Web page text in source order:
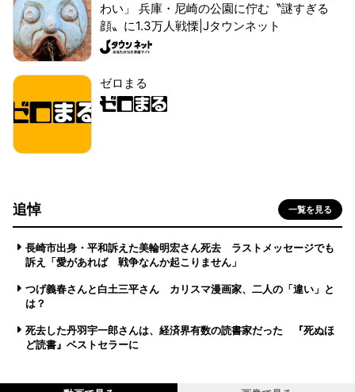
わい」 兵庫・尼崎の公園に佇む〝謎すぎる
顔〟に1.3万人戦慄|Jタウンネット
ゼロまる
追悼 一覧を見る
長崎市出身・平和訴えた美輪明宏さん死去 ラストメッセージでも
訴え「愛があれば 戦争なんか起こりません」
つげ義春さんと白土三平さん カリスマ漫画家、二人の「違い」と
は？
死去した丹羽宇一郎さんは、経済界有数の読書家だった 『死ぬほ
ど読書』ベストセラーに